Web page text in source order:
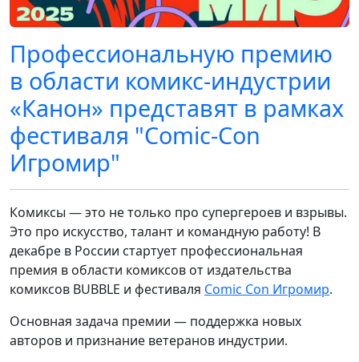
Профессиональную премию
в области комикс-индустрии
«Канон» представят в рамках
фестиваля "Comic-Con
Игромир"
Комиксы — это не только про супергероев и взрывы.
Это про искусство, талант и командную работу! В
декабре в России стартует профессиональная
премия в области комиксов от издательства
комиксов BUBBLE и фестиваля Comic Con Игромир.
Основная задача премии — поддержка новых
авторов и признание ветеранов индустрии.